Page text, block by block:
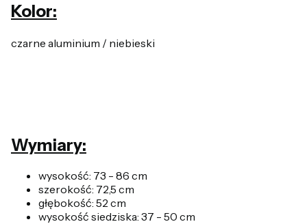
Kolor:
czarne aluminium / niebieski
Wymiary:
wysokość: 73 - 86 cm
szerokość: 72,5 cm
głębokość: 52 cm
wysokość siedziska: 37 - 50 cm